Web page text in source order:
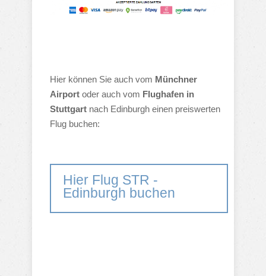
Hier können Sie auch vom Münchner
Airport oder auch vom Flughafen in
Stuttgart nach Edinburgh einen preiswerten
Flug buchen:
Hier Flug STR -
Edinburgh buchen